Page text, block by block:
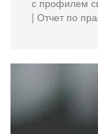
с профилем
| Отчет по